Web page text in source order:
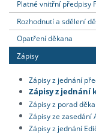
Platné vnitřní předpisy
Rozhodnutí a sdělení
Opatření děkana
Zápisy
Zápisy z jednání
Zápisy z jednání
Zápisy z porad
Zápisy ze zasedání
Zápisy z jednání